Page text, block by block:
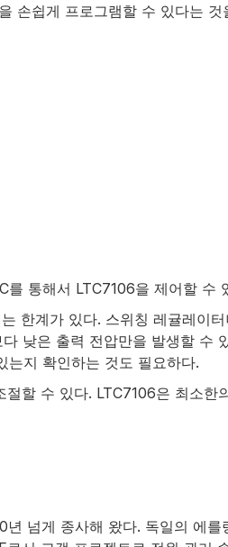
손쉽게 프로그램할 수 있다는 것
C를 통해서 LTC7106을 제어할 수
한계가 있다. 스위칭 레귤레이
낮은 출력 전압만을 발생할 수
는지 확인하는 것도 필요하다.
할 수 있다. LTC7106은 최소한
넘게 종사해 왔다. 독일의 에